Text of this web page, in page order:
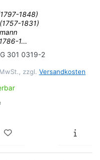
1848)
1831)
1...
301 0319-2
zzgl. Versandkosten